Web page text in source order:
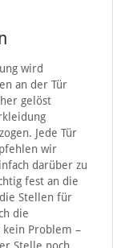
wird
an der Tür
gelöst
Jede Tür
wir
darüber zu
fest an die
Stellen für
die
Problem –